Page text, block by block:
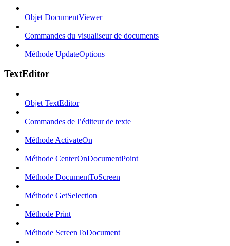
Objet DocumentViewer
Commandes du visualiseur de documents
Méthode UpdateOptions
TextEditor
Objet TextEditor
Commandes de l’éditeur de texte
Méthode ActivateOn
Méthode CenterOnDocumentPoint
Méthode DocumentToScreen
Méthode GetSelection
Méthode Print
Méthode ScreenToDocument